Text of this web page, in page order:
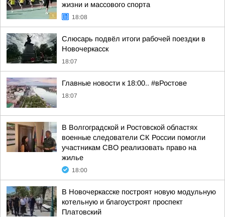
жизни и массового спорта
18:08
Слюсарь подвёл итоги рабочей поездки в
Новочеркасск
18:07
Главные новости к 18:00.. #вРостове
18:07
В Волгоградской и Ростовской областях
военные следователи СК России помогли
участникам СВО реализовать право на
жилье
18:00
В Новочеркасске построят новую модульную
котельную и благоустроят проспект
Платовский